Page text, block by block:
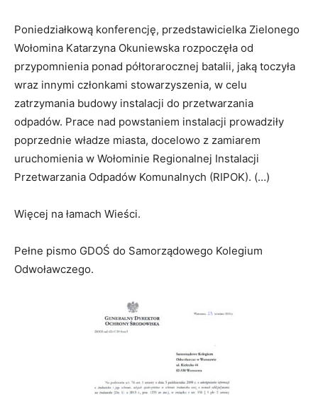
Poniedziałkową konferencję, przedstawicielka Zielonego
Wołomina Katarzyna Okuniewska rozpoczęła od
przypomnienia ponad półtorarocznej batalii, jaką toczyła
wraz innymi członkami stowarzyszenia, w celu
zatrzymania budowy instalacji do przetwarzania
odpadów. Prace nad powstaniem instalacji prowadziły
poprzednie władze miasta, docelowo z zamiarem
uruchomienia w Wołominie Regionalnej Instalacji
Przetwarzania Odpadów Komunalnych (RIPOK). (…)
Więcej na łamach Wieści.
Pełne pismo GDOŚ do Samorządowego Kolegium
Odwoławczego.